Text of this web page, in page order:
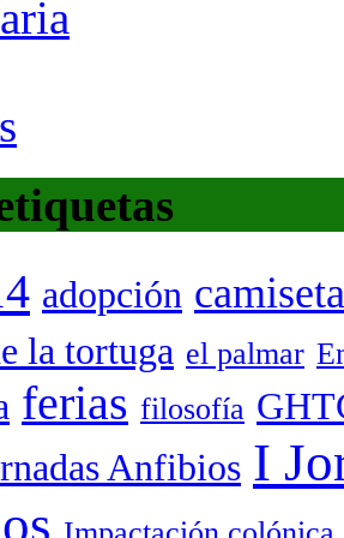
adopción
la tortuga el palmar
ferias filosofía
Anfibios I